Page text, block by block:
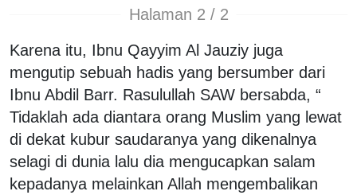
Halaman 2 / 2
Karena itu, Ibnu Qayyim Al Jauziy juga
mengutip sebuah hadis yang bersumber dari
Ibnu Abdil Barr. Rasulullah SAW bersabda, “
Tidaklah ada diantara orang Muslim yang lewat
di dekat kubur saudaranya yang dikenalnya
selagi di dunia lalu dia mengucapkan salam
kepadanya melainkan Allah mengembalikan